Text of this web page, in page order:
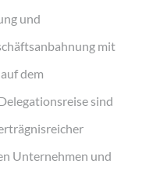
und
mit
dem
sind
Unternehmen und